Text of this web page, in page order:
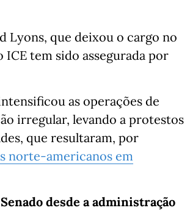
Lyons, que deixou o cargo no
tem sido assegurada por
as operações de
irregular, levando a protestos
que resultaram, por
norte-americanos em
desde a administração